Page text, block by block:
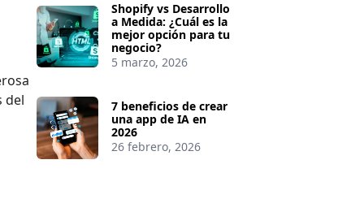
del
Shopify vs Desarrollo
a Medida: ¿Cuál es la
mejor opción para tu
negocio?
5 marzo, 2026
7 beneficios de crear
una app de IA en
2026
26 febrero, 2026